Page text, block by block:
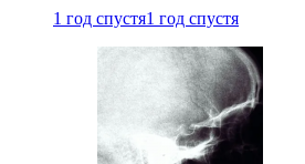
1 год спустя1 год спустя